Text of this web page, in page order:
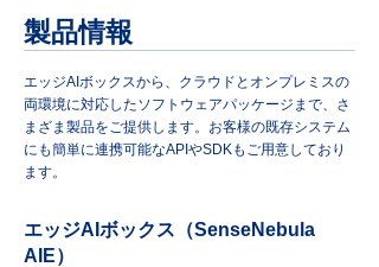
製品情報
エッジAIボックスから、クラウドとオンプレミスの
両環境に対応したソフトウェアパッケージまで、さ
まざま製品をご提供します。お客様の既存システム
にも簡単に連携可能なAPIやSDKもご用意しており
ます。
エッジAIボックス（SenseNebula
AIE）